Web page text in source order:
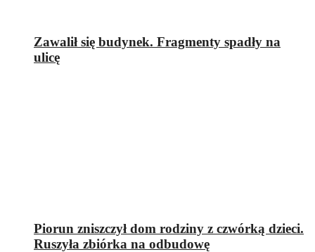
Zawalił się budynek. Fragmenty spadły na
ulicę
Piorun zniszczył dom rodziny z czwórką dzieci.
Ruszyła zbiórka na odbudowę